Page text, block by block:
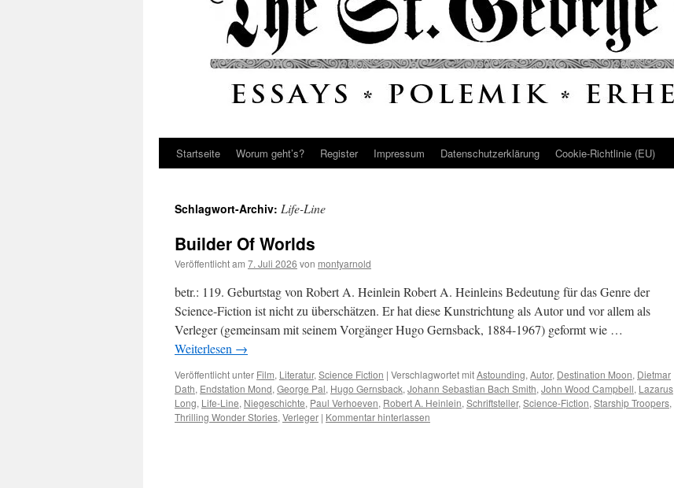
Startseite Worum geht’s? Register Impressum Datenschutz­erklärung Cookie-Richtlinie (EU)
Schlagwort-Archiv: Life-Line
Builder Of Worlds
Veröffentlicht am 7. Juli 2026 von montyarnold
betr.: 119. Geburtstag von Robert A. Heinlein Robert A. Heinleins Bedeutung für das Genre der
Science-Fiction ist nicht zu überschätzen. Er hat diese Kunstrichtung als Autor und vor allem als
Verleger (gemeinsam mit seinem Vorgänger Hugo Gernsback, 1884-1967) geformt wie …
Weiterlesen →
Veröffentlicht unter Film, Literatur, Science Fiction | Verschlagwortet mitAstounding, Autor, Destination Moon, Dietmar
Dath, Endstation Mond, George Pal, Hugo Gernsback, Johann Sebastian Bach Smith, John Wood Campbell, Lazarus
Long, Life-Line, Niegeschichte, Paul Verhoeven, Robert A. Heinlein, Schriftsteller, Science-Fiction, Starship Troopers,
Thrilling Wonder Stories, Verleger | Kommentar hinterlassen